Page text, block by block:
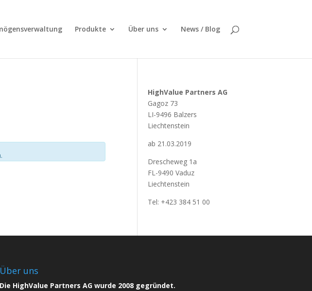
Produkte Über uns News / Blog
HighValue Partners AG
Gagoz 73
LI-9496 Balzers
Liechtenstein
ab 21.03.2019
Drescheweg 1a
FL-9490 Vaduz
Liechtenstein
Tel: +423 384 51 00
Über uns
Die HighValue Partners AG wurde 2008 gegründet.